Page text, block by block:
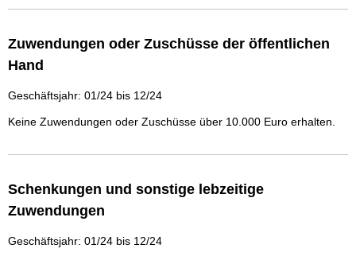
Zuwendungen oder Zuschüsse der öffentlichen
Hand
Geschäftsjahr: 01/24 bis 12/24
Keine Zuwendungen oder Zuschüsse über 10.000 Euro erhalten.
Schenkungen und sonstige lebzeitige
Zuwendungen
Geschäftsjahr: 01/24 bis 12/24